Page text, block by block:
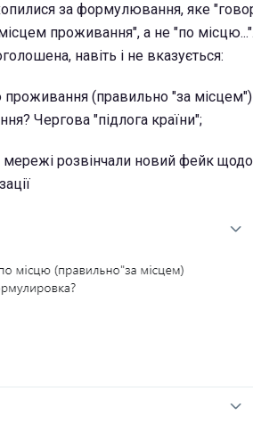
за формулювання, яке
проживання", а не "по
навіть і не вказується:
(правильно "за місцем")
Чергова "підлога країни";